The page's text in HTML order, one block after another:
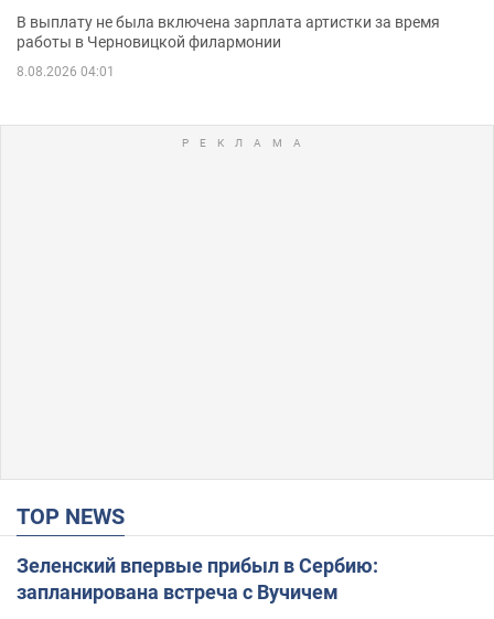
В выплату не была включена зарплата артистки за время
работы в Черновицкой филармонии
8.08.2026 04:01
TOP NEWS
Зеленский впервые прибыл в Сербию:
запланирована встреча с Вучичем